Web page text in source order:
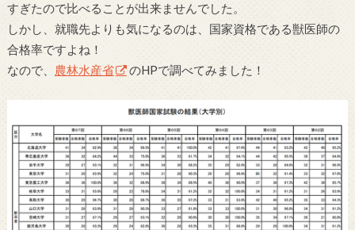
すぎたので比べることが出来ませんでした。
しかし、就職先よりも気になるのは、国家資格である獣医師の
合格率ですよね！
なので、 農林水産省 のHPで調べてみました！